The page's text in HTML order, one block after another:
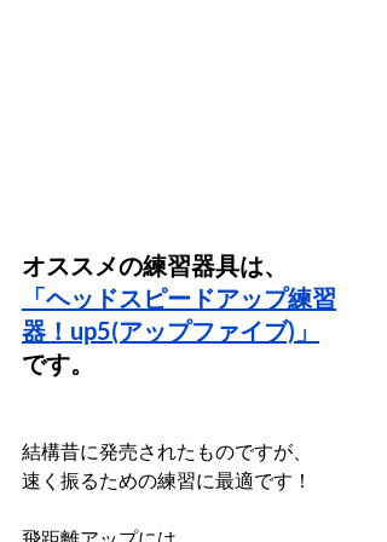
オススメの練習器具は、
「ヘッドスピードアップ練習
器！up5(アップファイブ)」
です。
結構昔に発売されたものですが、
速く振るための練習に最適です！